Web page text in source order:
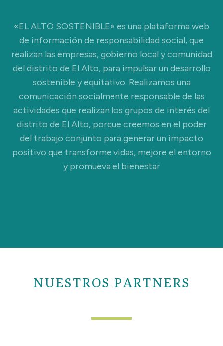
«EL ALTO SOSTENIBLE» es una plataforma web
de información de responsabilidad social, que
realizan las empresas, gobierno local y comunidad
del distrito de El Alto, para impulsar un desarrollo
sostenible y equitativo. Realizamos una
comunicación socialmente responsable de las
actividades que realizan los grupos de interés del
distrito de El Alto, porque creemos en el poder
del trabajo conjunto para generar un impacto
positivo que transforme vidas, mejore el entorno
y promueva el bienestar
NUESTROS PARTNERS